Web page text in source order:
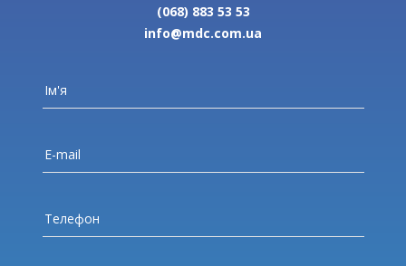
(068) 883 53 53
info@mdc.com.ua